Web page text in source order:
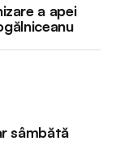
a apei
sâmbătă